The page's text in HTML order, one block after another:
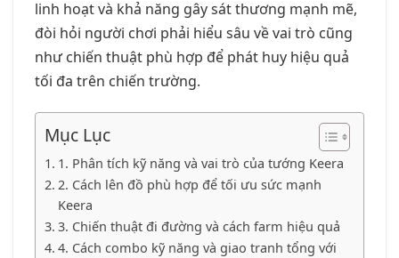
linh hoạt và khả năng gây sát thương mạnh mẽ,
đòi hỏi người chơi phải hiểu sâu về vai trò cũng
như chiến thuật phù hợp để phát huy hiệu quả
tối đa trên chiến trường.
Mục Lục
1. Phân tích kỹ năng và vai trò của tướng Keera
2. Cách lên đồ phù hợp để tối ưu sức mạnh
Keera
3. Chiến thuật đi đường và cách farm hiệu quả
4. Cách combo kỹ năng và giao tranh tổng với